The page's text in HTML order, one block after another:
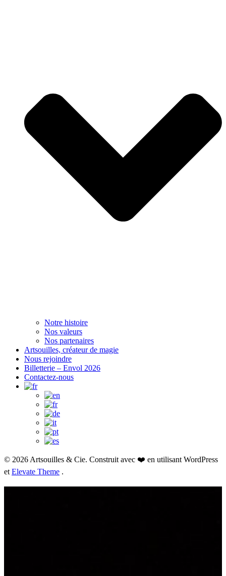
Notre histoire
Nos valeurs
Nos partenaires
Artsouilles, créateur de magie
Nous rejoindre
Billetterie – Envol 2026
Contactez-nous
© 2026 Artsouilles & Cie. Construit avec ❤️ en utilisant WordPress
et Elevate Theme .